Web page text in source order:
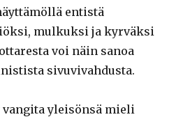
entistä
mulkuksi ja kyrväksi
voi näin sanoa
sivuvivahdusta.
yleisönsä mieli